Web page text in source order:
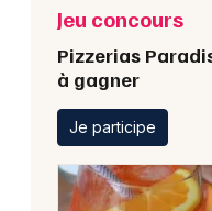
Jeu concours
Pizzerias
à gagner
Je participe